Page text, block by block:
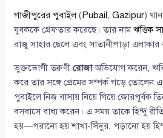
গাজীপুরের পুবাইল(Pubail, Gazipur)
যুবককে গ্রেফতার করেছে। তার নামঋত্তিক
রাজু সাহার ছেলে এবং সাতানীপাড়া এলাকার
ভুক্তভোগী তরুণীরোজাঅভিযোগ করেন,
করে তার সঙ্গে প্রেমের সম্পর্ক গড়ে তোলেন
পুবাইলে নিজ বাসায় নিয়ে গিয়ে জোরপূর্বক তিন
বসবাসে বাধ্য করেন। এ সময় তাকে হিন্দু
হয়—পরানো হয় শাখা-সিঁদুর, পড়ানো হয়